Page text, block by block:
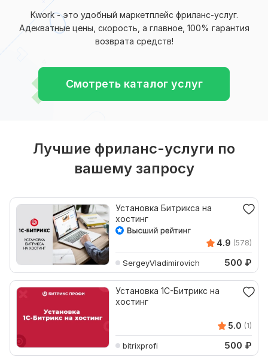
Kwork - это удобный маркетплейс фриланс-услуг.
Адекватные цены, скорость, а главное, 100% гарантия
возврата средств!
Смотреть каталог услуг
Лучшие фриланс-услуги по
вашему запросу
Установка Битрикса на
хостинг
4.9 (578)
SergeyVladimirovich 500 ₽
Установка 1С-Битрикс на
хостинг
5.0 (1)
bitrixprofi 500 ₽